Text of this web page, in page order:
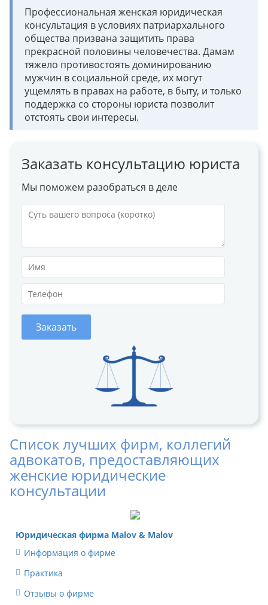
Профессиональная женская юридическая
консультация в условиях патриархального
общества призвана защитить права
прекрасной половины человечества. Дамам
тяжело противостоять доминированию
мужчин в социальной среде, их могут
ущемлять в правах на работе, в быту, и только
поддержка со стороны юриста позволит
отстоять свои интересы.
Заказать консультацию юриста
Мы поможем разобраться в деле
Заказать
Список лучших фирм, коллегий
адвокатов, предоставляющих
женские юридические
консультации
Юридическая фирма Malov & Malov
Информация о фирме
Практика
Отзывы о фирме